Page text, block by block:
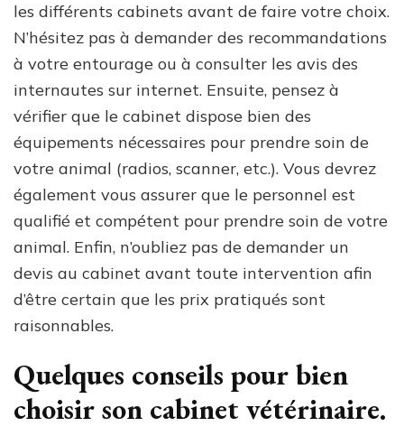
les différents cabinets avant de faire votre choix.
N’hésitez pas à demander des recommandations
à votre entourage ou à consulter les avis des
internautes sur internet. Ensuite, pensez à
vérifier que le cabinet dispose bien des
équipements nécessaires pour prendre soin de
votre animal (radios, scanner, etc.). Vous devrez
également vous assurer que le personnel est
qualifié et compétent pour prendre soin de votre
animal. Enfin, n’oubliez pas de demander un
devis au cabinet avant toute intervention afin
d’être certain que les prix pratiqués sont
raisonnables.
Quelques conseils pour bien
choisir son cabinet vétérinaire.